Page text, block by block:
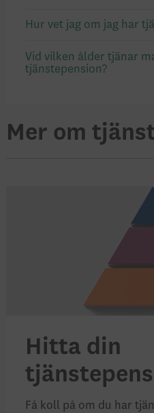
Hur vet jag om jag har
Vid vilken ålder tjänar
tjänstepension?
Mer om
Hitta din
Få koll på om du har